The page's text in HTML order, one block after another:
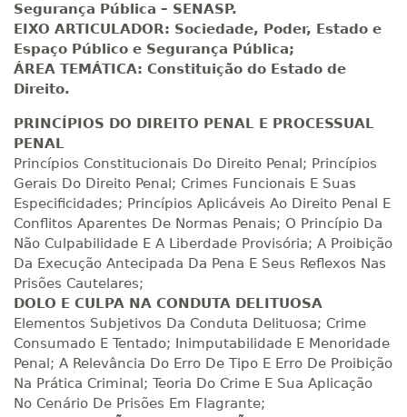
220 H 28dias 90dias
Matricular
240 H
260 H 33dias 90dias
Matricular
280 H 35 dias 120 dias
R$ 1.387,93
Matricular
300 H 38dias 120dias
Matricular
320 H 40dias 120dias
R$ 1.586,20
Matricular
Segurança Pública – SENASP.
EIXO ARTICULADOR: Sociedade, Poder, Estado e
Espaço Público e Segurança Pública;
ÁREA TEMÁTICA: Constituição do Estado de
Direito.
PRINCÍPIOS DO DIREITO PENAL E PROCESSUAL
PENAL
Princípios Constitucionais Do Direito Penal; Princípios
Gerais Do Direito Penal; Crimes Funcionais E Suas
Especificidades; Princípios Aplicáveis Ao Direito Penal E
Conflitos Aparentes De Normas Penais; O Princípio Da
Não Culpabilidade E A Liberdade Provisória; A Proibição
Da Execução Antecipada Da Pena E Seus Reflexos Nas
Prisões Cautelares;
DOLO E CULPA NA CONDUTA DELITUOSA
Elementos Subjetivos Da Conduta Delituosa; Crime
Consumado E Tentado; Inimputabilidade E Menoridade
Penal; A Relevância Do Erro De Tipo E Erro De Proibição
Na Prática Criminal; Teoria Do Crime E Sua Aplicação
No Cenário De Prisões Em Flagrante;